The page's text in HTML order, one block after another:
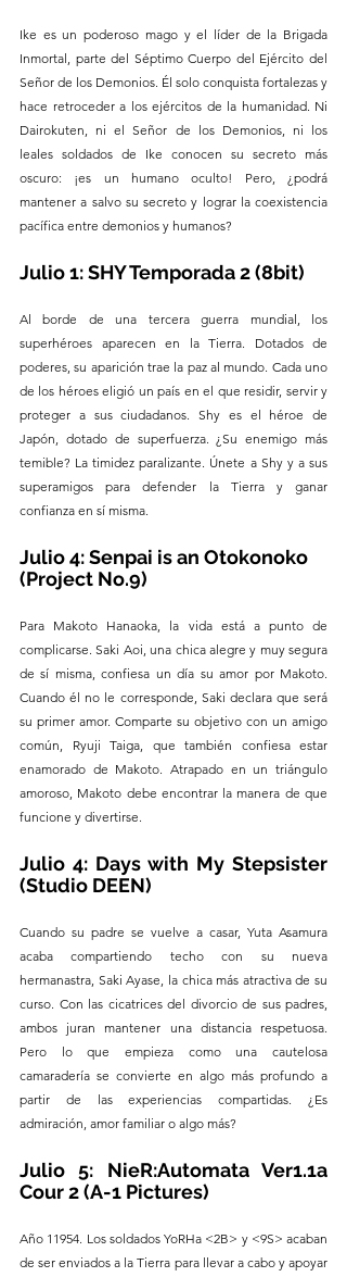
Ike es un poderoso mago y el líder de la Brigada
Inmortal, parte del Séptimo Cuerpo del Ejército del
Señor de los Demonios. Él solo conquista fortalezas y
hace retroceder a los ejércitos de la humanidad. Ni
Dairokuten, ni el Señor de los Demonios, ni los
leales soldados de Ike conocen su secreto más
oscuro: ¡es un humano oculto! Pero, ¿podrá
mantener a salvo su secreto y lograr la coexistencia
pacífica entre demonios y humanos?
Julio 1: SHY Temporada 2 (8bit)
Al borde de una tercera guerra mundial, los
superhéroes aparecen en la Tierra. Dotados de
poderes, su aparición trae la paz al mundo. Cada uno
de los héroes eligió un país en el que residir, servir y
proteger a sus ciudadanos. Shy es el héroe de
Japón, dotado de superfuerza. ¿Su enemigo más
temible? La timidez paralizante. Únete a Shy y a sus
superamigos para defender la Tierra y ganar
confianza en sí misma.
Julio 4: Senpai is an Otokonoko
(Project No.9)
Para Makoto Hanaoka, la vida está a punto de
complicarse. Saki Aoi, una chica alegre y muy segura
de sí misma, confiesa un día su amor por Makoto.
Cuando él no le corresponde, Saki declara que será
su primer amor. Comparte su objetivo con un amigo
común, Ryuji Taiga, que también confiesa estar
enamorado de Makoto. Atrapado en un triángulo
amoroso, Makoto debe encontrar la manera de que
funcione y divertirse.
Julio 4: Days with My Stepsister
(Studio DEEN)
Cuando su padre se vuelve a casar, Yuta Asamura
acaba compartiendo techo con su nueva
hermanastra, Saki Ayase, la chica más atractiva de su
curso. Con las cicatrices del divorcio de sus padres,
ambos juran mantener una distancia respetuosa.
Pero lo que empieza como una cautelosa
camaradería se convierte en algo más profundo a
partir de las experiencias compartidas. ¿Es
admiración, amor familiar o algo más?
Julio 5: NieR:Automata Ver1.1a
Cour 2 (A-1 Pictures)
Año 11954. Los soldados YoRHa <2B> y <9S> acaban
de ser enviados a la Tierra para llevar a cabo y apoyar